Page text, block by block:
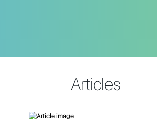
Articles